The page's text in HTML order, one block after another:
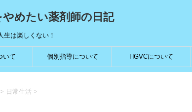
やめたい薬剤師の日記
生は楽しくない！
いて 個別指導について HGVCについて
> 日常生活 >